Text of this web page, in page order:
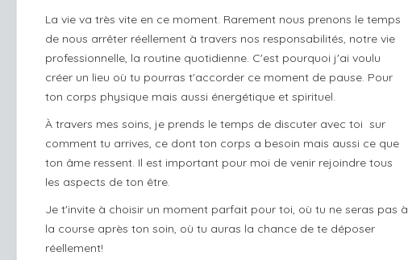
La vie va très vite en ce moment. Rarement nous prenons le temps
de nous arrêter réellement à travers nos responsabilités, notre vie
professionnelle, la routine quotidienne. C'est pourquoi j'ai voulu
créer un lieu où tu pourras t'accorder ce moment de pause. Pour
ton corps physique mais aussi énergétique et spirituel.
À travers mes soins, je prends le temps de discuter avec toi sur
comment tu arrives, ce dont ton corps a besoin mais aussi ce que
ton âme ressent. Il est important pour moi de venir rejoindre tous
les aspects de ton être.
Je t'invite à choisir un moment parfait pour toi, où tu ne seras pas à
la course après ton soin, où tu auras la chance de te déposer
réellement!